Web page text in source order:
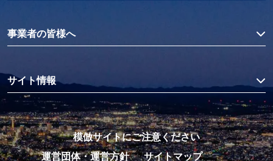
事業者の皆様へ
サイト情報
模倣サイトにご注意ください
運営団体・運営方針
サイトマップ